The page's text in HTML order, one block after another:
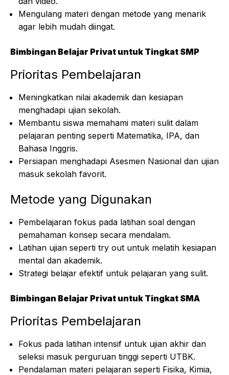
Mengulang materi dengan metode yang menarik
agar lebih mudah diingat.
Bimbingan Belajar Privat untuk Tingkat SMP
Prioritas Pembelajaran
Meningkatkan nilai akademik dan kesiapan
menghadapi ujian sekolah.
Membantu siswa memahami materi sulit dalam
pelajaran penting seperti Matematika, IPA, dan
Bahasa Inggris.
Persiapan menghadapi Asesmen Nasional dan ujian
masuk sekolah favorit.
Metode yang Digunakan
Pembelajaran fokus pada latihan soal dengan
pemahaman konsep secara mendalam.
Latihan ujian seperti try out untuk melatih kesiapan
mental dan akademik.
Strategi belajar efektif untuk pelajaran yang sulit.
Bimbingan Belajar Privat untuk Tingkat SMA
Prioritas Pembelajaran
Fokus pada latihan intensif untuk ujian akhir dan
seleksi masuk perguruan tinggi seperti UTBK.
Pendalaman materi pelajaran seperti Fisika, Kimia,